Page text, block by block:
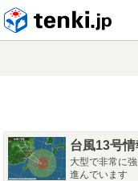
台風13号情
大型で非常に
進んでいます